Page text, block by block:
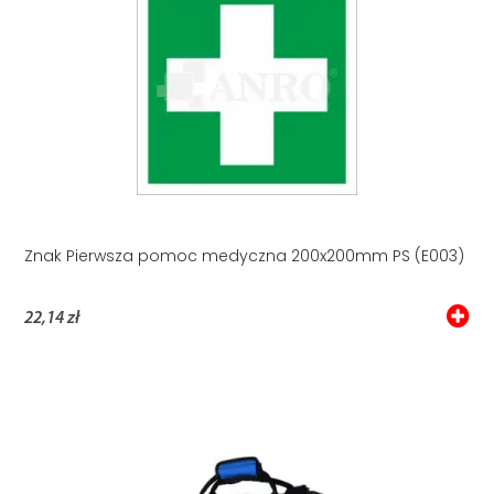
Znak Pierwsza pomoc medyczna 200x200mm PS (E003)
22,14 zł